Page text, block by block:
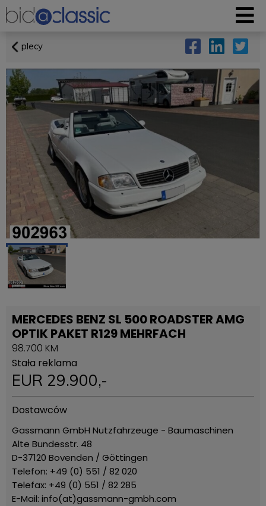
plecy
MERCEDES BENZ SL 500 ROADSTER AMG
OPTIK PAKET R129 MEHRFACH
98.700 KM
Stała reklama
EUR 29.900,-
Dostawców
Gassmann GmbH Nutzfahrzeuge - Baumaschinen
Alte Bundesstr. 48
D-37120 Bovenden / Göttingen
Telefon: +49 (0) 551 / 82 020
Telefax: +49 (0) 551 / 82 285
E-Mail: info(at)gassmann-gmbh.com